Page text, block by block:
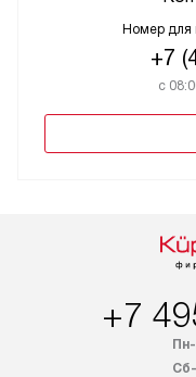
Номер для
+7
с
+7